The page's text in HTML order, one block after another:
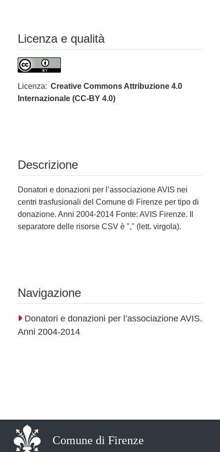
Licenza e qualità
Licenza: Creative Commons Attribuzione 4.0
Internazionale (CC-BY 4.0)
Descrizione
Donatori e donazioni per l’associazione AVIS nei
centri trasfusionali del Comune di Firenze per tipo di
donazione. Anni 2004-2014 Fonte: AVIS Firenze. Il
separatore delle risorse CSV è "," (lett. virgola).
Navigazione
Donatori e donazioni per l’associazione AVIS.
Anni 2004-2014
Comune di Firenze